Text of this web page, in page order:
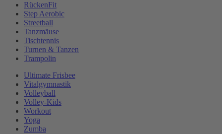
RückenFit
Step Aerobic
Streetball
Tanzmäuse
Tischtennis
Turnen & Tanzen
Trampolin
Ultimate Frisbee
Vitalgymnastik
Volleyball
Volley-Kids
Workout
Yoga
Zumba